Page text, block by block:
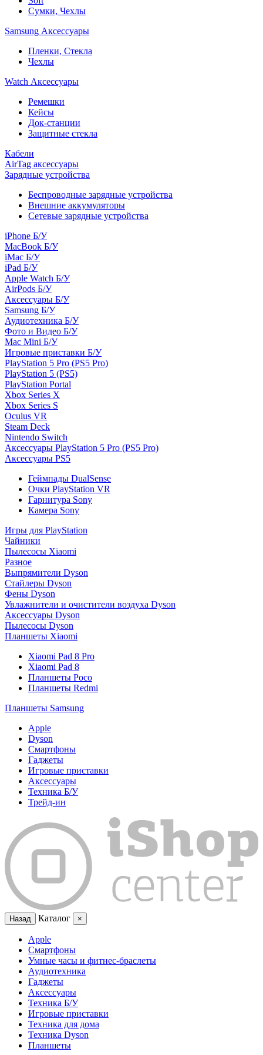
Сумки, Чехлы
Samsung Аксессуары
Пленки, Стекла
Чехлы
Watch Аксессуары
Ремешки
Кейсы
Док-станции
Защитные стекла
Кабели
AirTag аксессуары
Зарядные устройства
Беспроводные зарядные устройства
Внешние аккумуляторы
Сетевые зарядные устройства
iPhone Б/У
MacBook Б/У
iMac Б/У
iPad Б/У
Apple Watch Б/У
AirPods Б/У
Аксессуары Б/У
Samsung Б/У
Аудиотехника Б/У
Фото и Видео Б/У
Mac Mini Б/У
Игровые приставки Б/У
PlayStation 5 Pro (PS5 Pro)
PlayStation 5 (PS5)
PlayStation Portal
Xbox Series X
Xbox Series S
Oculus VR
Steam Deck
Nintendo Switch
Аксессуары PlayStation 5 Pro (PS5 Pro)
Аксессуары PS5
Геймпады DualSense
Очки PlayStation VR
Гарнитура Sony
Камера Sony
Игры для PlayStation
Чайники
Пылесосы Xiaomi
Разное
Выпрямители Dyson
Стайлеры Dyson
Фены Dyson
Увлажнители и очистители воздуха Dyson
Аксессуары Dyson
Пылесосы Dyson
Планшеты Xiaomi
Xiaomi Pad 8 Pro
Xiaomi Pad 8
Планшеты Poco
Планшеты Redmi
Планшеты Samsung
Apple
Dyson
Смартфоны
Гаджеты
Игровые приставки
Аксессуары
Техника Б/У
Трейд-ин
Назад Каталог ×
Apple
Смартфоны
Умные часы и фитнес-браслеты
Аудиотехника
Гаджеты
Аксессуары
Техника Б/У
Игровые приставки
Техника для дома
Техника Dyson
Планшеты